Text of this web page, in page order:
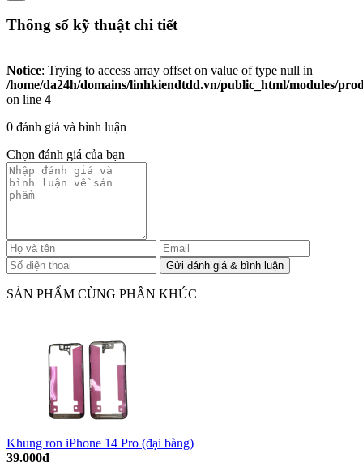
Thông số kỹ thuật chi tiết
Notice: Trying to access array offset on value of type null in
/home/da24h/domains/linhkiendtdd.vn/public_html/modules/
on line 4
0 đánh giá và bình luận
Chọn đánh giá của bạn
SẢN PHẨM CÙNG PHÂN KHÚC
Khung ron iPhone 14 Pro (đại bàng)
39.000đ